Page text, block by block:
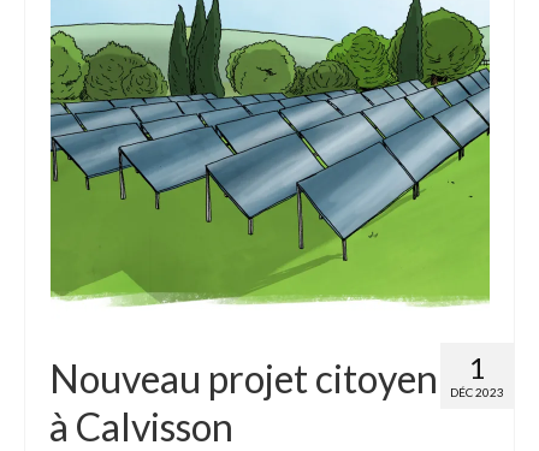
Adhérer
PROJETS
LE WATT CITOYEN
Parc Photovoltaïque
Structure juridique
Les lettres aux sociétaires
Exploitation
THEMATIQUES
1
DÉC 2023
Nouveau projet citoyen
à Calvisson